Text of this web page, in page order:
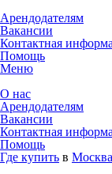
Арендодателям
Вакансии
Контактная
Помощь
Меню
О нас
Арендодателям
Вакансии
Контактная
Помощь
Где купить в Москва